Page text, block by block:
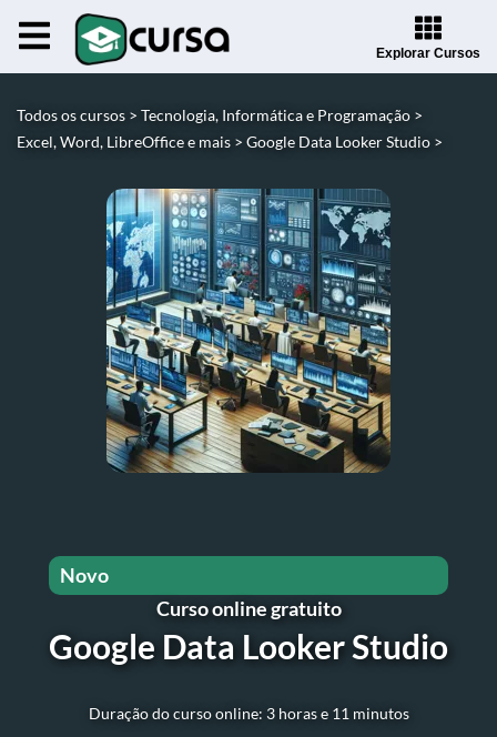
Explorar Cursos
Todos os cursos > Tecnologia, Informática e Programação >
Excel, Word, LibreOffice e mais > Google Data Looker Studio >
Curso online gratuito
Google Data Looker Studio
Duração do curso online: 3 horas e 11 minutos
Novo